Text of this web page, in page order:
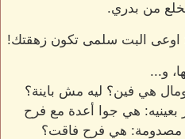
من بدري.
اوعى البت سلمى تكون زهقتك!
و...
هي فين؟ ليه مش باينة؟
بعينيه: هي جوا أعدة مع فرح
مصدومة: هي فرح فاقت؟